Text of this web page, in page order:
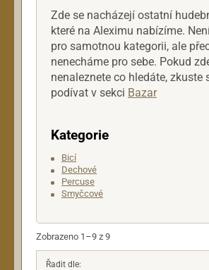
Zde se nacházejí ostatní
které na Aleximu nabízíme.
pro samotnou kategorii, ale
nenecháme pro sebe. Pokud
nenaleznete co hledáte, zkuste
podívat v sekci Bazar
Kategorie
Bicí
Dechové
Percuse
Smyčcové
Zobrazeno 1–9 z 9
Řadit dle: